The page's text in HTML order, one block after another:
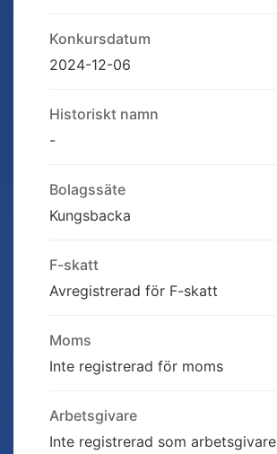
Konkursdatum
2024-12-06
Historiskt namn
-
Bolagssäte
Kungsbacka
F-skatt
Avregistrerad för F-skatt
Moms
Inte registrerad för moms
Arbetsgivare
Inte registrerad som arbetsgivare